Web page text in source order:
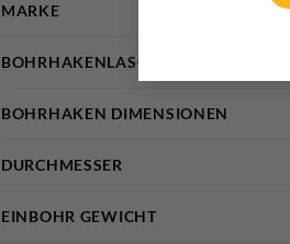
MARKE
BOHRHAKENLASCHE DIMENSION
BOHRHAKEN DIMENSIONEN
DURCHMESSER
EINBOHR GEWICHT